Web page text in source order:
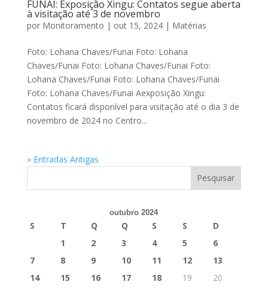
FUNAI: Exposição Xingu: Contatos segue aberta
à visitação até 3 de novembro
por Monitoramento | out 15, 2024| Matérias
Foto: Lohana Chaves/Funai Foto: Lohana
Chaves/Funai Foto: Lohana Chaves/Funai Foto:
Lohana Chaves/Funai Foto: Lohana Chaves/Funai
Foto: Lohana Chaves/Funai Aexposição Xingu:
Contatos ficará disponível para visitação até o dia 3 de
novembro de 2024 no Centro...
« Entradas Antigas
outubro 2024
S T Q Q S S
D
1
2 3 4 5
6
7
8 9 10 11 12
13
14
15 16 17 18 19
20